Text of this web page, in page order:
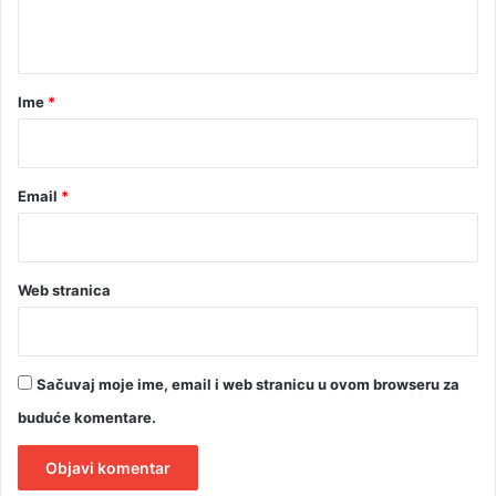
rIme *
Email *
Web stranica
Sačuvaj moje ime, email i web stranicu u ovom browseru za
buduće komentare.